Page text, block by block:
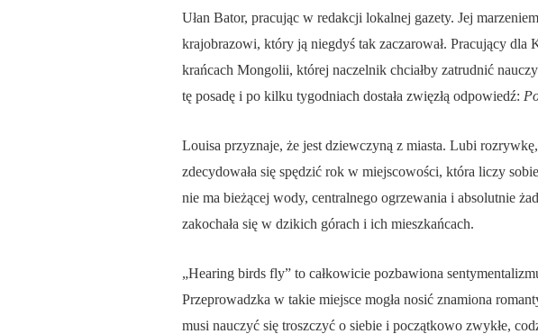
Ułan Bator, pracując w redakcji lokalnej gazety. Jej
krajobrazowi, który ją niegdyś tak zaczarował. Pracujący
krańcach Mongolii, której naczelnik chciałby zatrudnić
tę posadę i po kilku tygodniach dostała zwięzłą odpowiedź:
Louisa przyznaje, że jest dziewczyną z miasta. Lubi
zdecydowała się spędzić rok w miejscowości, która liczy
nie ma bieżącej wody, centralnego ogrzewania i absolutnie
zakochała się w dzikich górach i ich mieszkańcach.
„Hearing birds fly” to całkowicie pozbawiona
Przeprowadzka w takie miejsce mogła nosić znamiona
musi nauczyć się troszczyć o siebie i początkowo zwykłe,